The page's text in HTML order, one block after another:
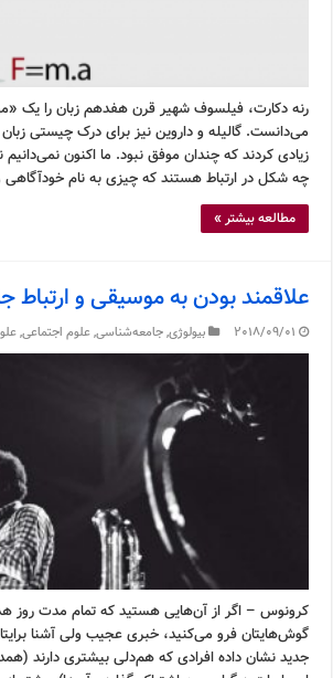
رنه دکارت، فیلسوف شهیر قرن هفدهم زبان را یک
می‌دانست. گالیله و داروین نیز برای درک چیستی
زیادی کردند که چندان موفق نبود. ما اکنون
چه شکل در ارتباط هستند که چیزی به نام
مطالعه بیشتر »
علاقمند بودن به موسیقی و ارتباط
2018/09/01 بیولوژی,جامعه‌شناسی,علوم اجتماعی,
کرونوس – اگر از آن‌هایی هستید که تمام مدت روز
گوش‌هایتان فرو می‌کنید، خبری عجیب ولی آشنا
جدید نشان داده افرادی که هم‌دلی بیشتری دارند